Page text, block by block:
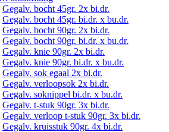
Gegalv. bocht 45gr. 2x bi.dr.
Gegalv. bocht 45gr. bi.dr. x bu.dr.
Gegalv. bocht 90gr. 2x bi.dr.
Gegalv. bocht 90gr. bi.dr. x bu.dr.
Gegalv. knie 90gr. 2x bi.dr.
Gegalv. knie 90gr. bi.dr. x bu.dr.
Gegalv. sok egaal 2x bi.dr.
Gegalv. verloopsok 2x bi.dr.
Gegalv. soknippel bi.dr. x bu.dr.
Gegalv. t-stuk 90gr. 3x bi.dr.
Gegalv. verloop t-stuk 90gr. 3x bi.dr.
Gegalv. kruisstuk 90gr. 4x bi.dr.